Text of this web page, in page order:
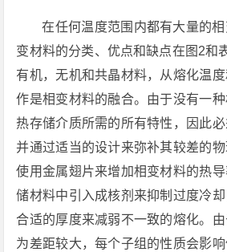
在任何温度范围内都有大量的
变材料的分类、优点和缺点在图2和
有机，无机和共晶材料，从熔化温
作是相变材料的融合。由于没有一
热存储介质所需的所有特性，因此必
并通过适当的设计来弥补其较差的
使用金属翅片来增加相变材料的热
储材料中引入成核剂来抑制过度冷
合适的厚度来减弱不一致的熔化。
为差距较大，每个子组的性质会影